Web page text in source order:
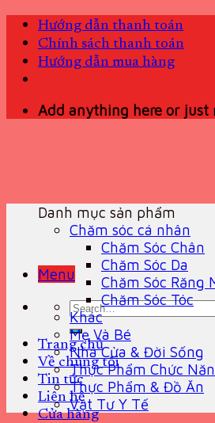
Skip
content
Hướng dẫn thanh toán
Chính sách thanh toán
Hướng dẫn mua hàng
Add anything here or just
Menu
Search
for:
Trang chủ
Về chúng tôi
Tin tức
Liên hệ
Cửa hàng
Danh mục sản phẩm
Chăm sóc cá nhân
Chăm Sóc Chân
Chăm Sóc Da
Chăm Sóc Răng
Chăm Sóc Tóc
Khác
Mẹ Và Bé
Nhà Cửa & Đời Sống
Thực Phẩm Chức
Thực Phẩm & Đồ Ăn
Vật Tư Y Tế